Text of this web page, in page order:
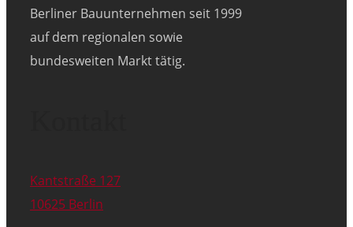
Berliner Bauunternehmen seit 1999
auf dem regionalen sowie
bundesweiten Markt tätig.
Kantstraße 127
10625 Berlin